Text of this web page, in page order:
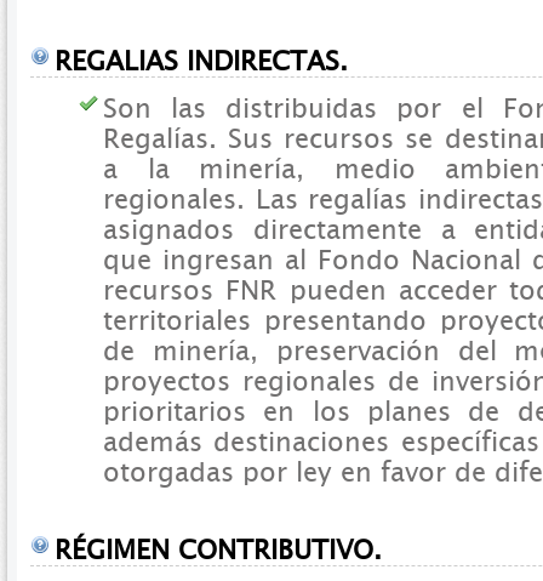
REGALIAS INDIRECTAS.
Son las distribuidas por el
Regalías. Sus recursos se
a la minería, medio
regionales. Las regalías
asignados directamente a
que ingresan al Fondo Nacional
recursos FNR pueden acceder
territoriales presentando
de minería, preservación del
proyectos regionales de
prioritarios en los planes de
además destinaciones
otorgadas por ley en favor de
RÉGIMEN CONTRIBUTIVO.